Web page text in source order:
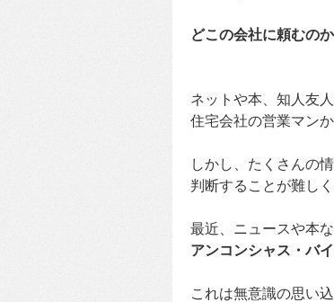
どこの会社に頼むの
ネットや本、知人友
住宅会社の営業マン
しかし、たくさんの
判断することが難し
最近、ニュースや本
アンコンシャス・バ
これは無意識の思い